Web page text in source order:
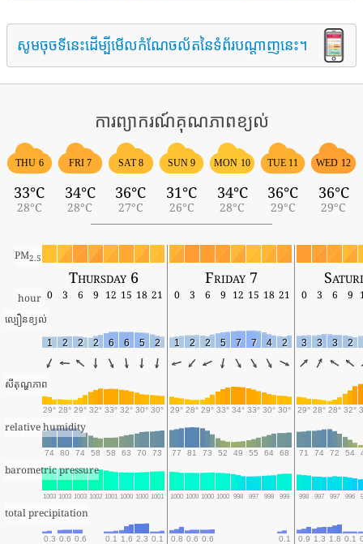
សូមចុចទីនេះដើម្បីមើលកំណែចល័តនៃទំព័របណ្តាញនេះ។
ការព្យាករណ៍គុណភាពខ្យល់
THU 6
33°C
28°C
FRI 7
34°C
28°C
SAT 8
36°C
27°C
SUN 9
31°C
26°C
MON 10
34°C
28°C
TUE 11
36°C
29°C
WED 12
36°C
29°C
PM2.5
Thursday 6 Friday 7
hour 0 3 6 9 12 15 18 21 0 3 6 9 12 15 18 21 0 3 6 9
ល្បឿនខ្យល់
1 2 2 2 6 6 5 2 1 2 2 5 7 7 4 2 3 3 3 2
សីតុណ្ហភាព
29° 28° 29° 32° 33° 32° 30° 30° 29° 28° 29° 33° 34° 33° 30° 30° 29° 28° 28° 32°
relative humidity
74 80 74 58 58 63 70 73 77 81 73 52 49 55 64 68 71 74 72 54
barometric pressure
1003 1003 1003 1002 1001 1000 1000 1001 1000 1000 1000 1000 998 997 998 999 998 997 997 996
total precipitation
0.3 0.6 0.6 0.1 1.6 2.3 0.1 0.8 0.6 0.6 0.1 0.9 1.3 1.8 0.1